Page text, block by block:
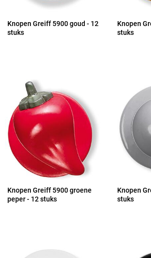
Knopen Greiff 5900 goud - 12
stuks
Knopen
stuks
Knopen Greiff 5900 groene
peper - 12 stuks
Knopen
stuks